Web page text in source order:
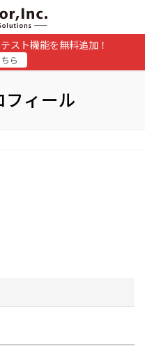
スト機能を無料追加！
ら
フィール